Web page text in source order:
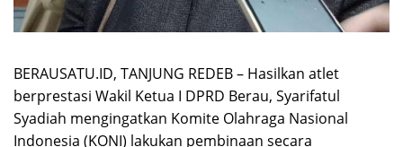
BERAUSATU.ID, TANJUNG REDEB – Hasilkan atlet
berprestasi Wakil Ketua I DPRD Berau, Syarifatul
Syadiah mengingatkan Komite Olahraga Nasional
Indonesia (KONI) lakukan pembinaan secara